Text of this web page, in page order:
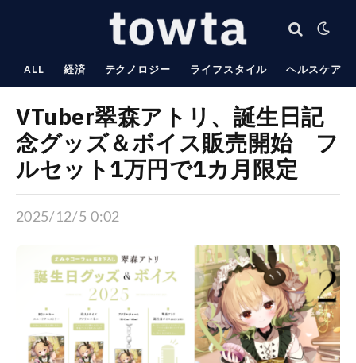
ALL 経済 テクノロジー ライフスタイル ヘルスケア
VTuber翠森アトリ、誕生日記
念グッズ＆ボイス販売開始 フ
ルセット1万円で1カ月限定
2025/12/5 0:02